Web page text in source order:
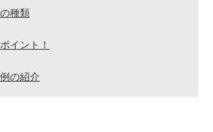
種類
イント！
の紹介